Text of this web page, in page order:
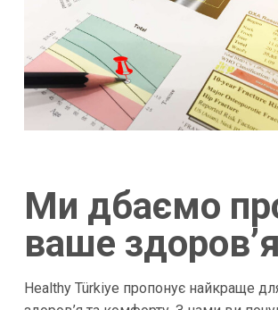
Ми дбаємо
ваше здоров’я
Healthy Türkiye пропонує найкраще